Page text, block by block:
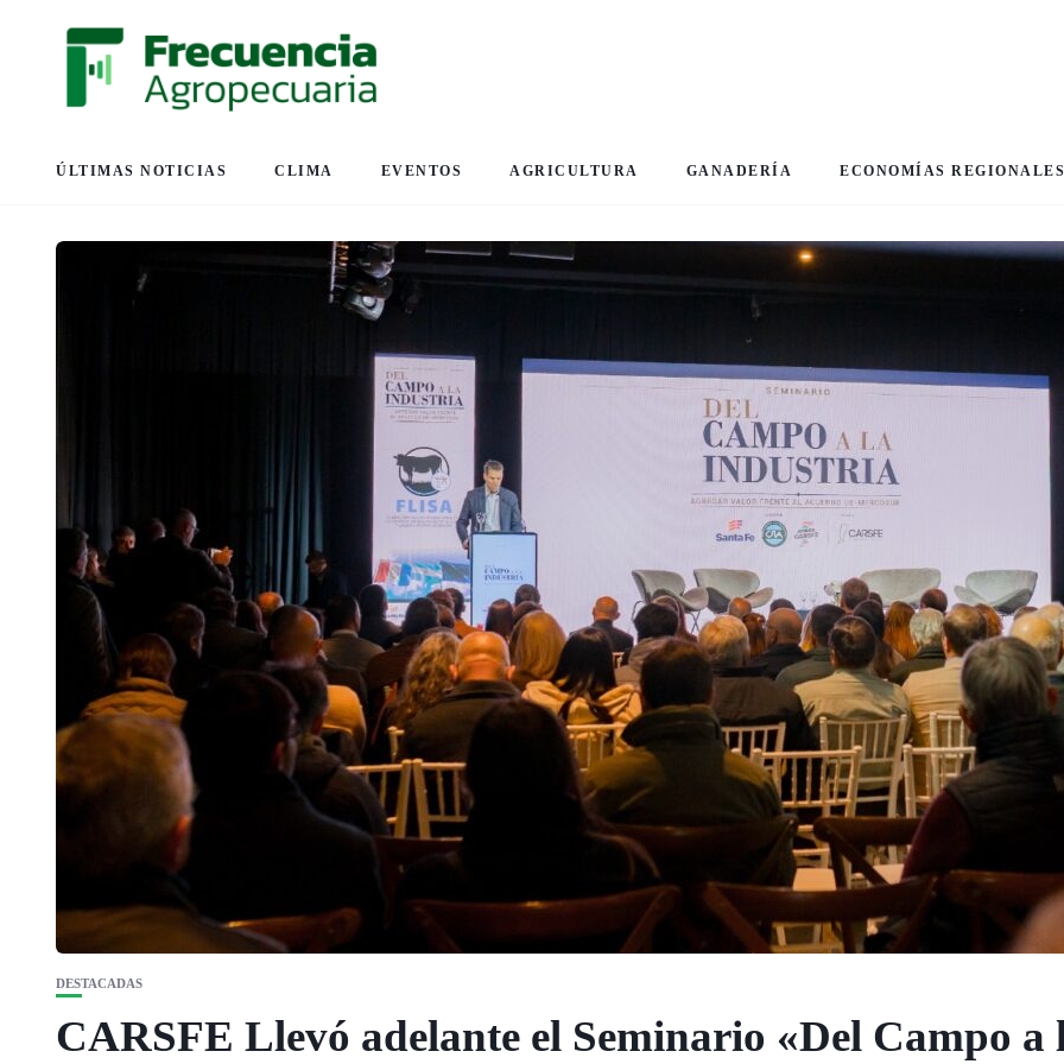
ÚLTIMAS NOTICIAS CLIMA EVENTOS AGRICULTURA GANADERÍA ECONOMÍAS REGIONALES
DESTACADAS
CARSFE Llevó adelante el Seminario «Del Campo a